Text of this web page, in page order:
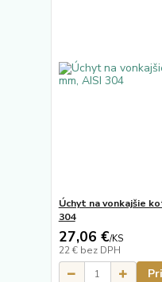
Úchyt na vonkajšie
304
27,06 €/KS
22 € bez DPH